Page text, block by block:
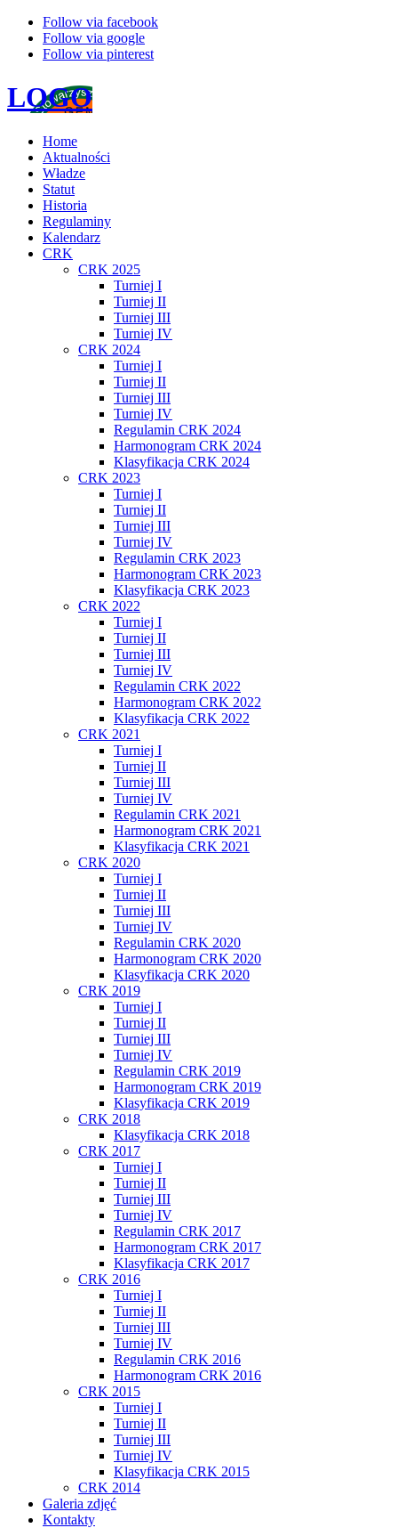
Follow via facebook
Follow via google
Follow via pinterest
LOGO
Home
Aktualności
Władze
Statut
Historia
Regulaminy
Kalendarz
CRK
CRK 2025
Turniej I
Turniej II
Turniej III
Turniej IV
CRK 2024
Turniej I
Turniej II
Turniej III
Turniej IV
Regulamin CRK 2024
Harmonogram CRK 2024
Klasyfikacja CRK 2024
CRK 2023
Turniej I
Turniej II
Turniej III
Turniej IV
Regulamin CRK 2023
Harmonogram CRK 2023
Klasyfikacja CRK 2023
CRK 2022
Turniej I
Turniej II
Turniej III
Turniej IV
Regulamin CRK 2022
Harmonogram CRK 2022
Klasyfikacja CRK 2022
CRK 2021
Turniej I
Turniej II
Turniej III
Turniej IV
Regulamin CRK 2021
Harmonogram CRK 2021
Klasyfikacja CRK 2021
CRK 2020
Turniej I
Turniej II
Turniej III
Turniej IV
Regulamin CRK 2020
Harmonogram CRK 2020
Klasyfikacja CRK 2020
CRK 2019
Turniej I
Turniej II
Turniej III
Turniej IV
Regulamin CRK 2019
Harmonogram CRK 2019
Klasyfikacja CRK 2019
CRK 2018
Klasyfikacja CRK 2018
CRK 2017
Turniej I
Turniej II
Turniej III
Turniej IV
Regulamin CRK 2017
Harmonogram CRK 2017
Klasyfikacja CRK 2017
CRK 2016
Turniej I
Turniej II
Turniej III
Turniej IV
Regulamin CRK 2016
Harmonogram CRK 2016
CRK 2015
Turniej I
Turniej II
Turniej III
Turniej IV
Klasyfikacja CRK 2015
CRK 2014
Galeria zdjęć
Kontakty